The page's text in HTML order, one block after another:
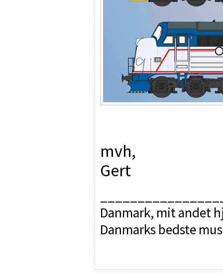
mvh,
Gert
Danmark, mit andet
Danmarks bedste